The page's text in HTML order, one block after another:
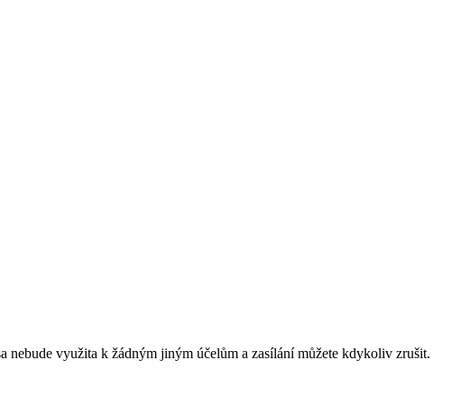
nebude využita k žádným jiným účelům a zasílání můžete kdykoliv zrušit.